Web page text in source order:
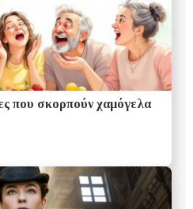
που σκορπούν χαμόγελα